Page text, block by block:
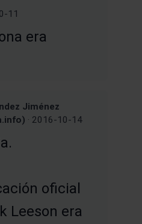
11
era
Jiménez
· 2016-10-14
oficial
Leeson era